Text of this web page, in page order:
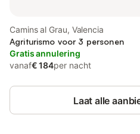
Camins al Grau, Valencia
Agriturismo voor 3 personen
Gratis annulering
vanaf€ 184per nacht
Laat alle